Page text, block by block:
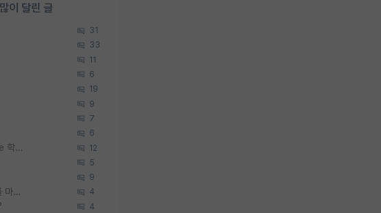
이 달린 글
31
33
11
6
19
9
7
6
우리나라도 학구 열풍보면 Higher Doctorate 학위가 필요하다고 봅니다. 12
5
9
카이스트 교수님들 중에서도 연구실 홈페이지를 마련 안 하신 분들이 계시던데 4
4